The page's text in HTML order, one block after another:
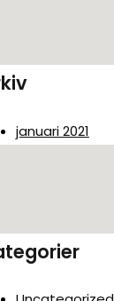
januari 2021